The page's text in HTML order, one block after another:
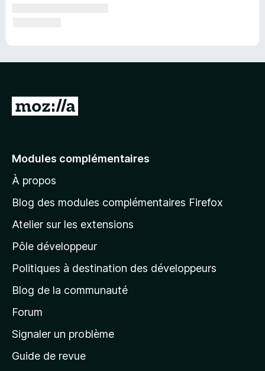
A
e
à
l
p
a
g
d
a
c
Modules complémentaires
À propos
Blog des modules complémentaires Firefox
Atelier sur les extensions
Pôle développeur
Politiques à destination des développeurs
Blog de la communauté
Forum
Signaler un problème
Guide de revue